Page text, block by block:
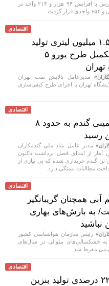
شاخص کل بورس با افزایش ۹۴ هزار و ۲۱۳ واحد در
اقتصادی
افزایش ۱.۵ میلیون لیتری تولید
بنزین با تکمیل طرح یورو ۵
تهران
مدیرعامل پالایش نفت تهران
تهران با اجرای طرح کیفی‌سازی
اقتصادی
خرید تضمینی گندم به حدود ۸
رسید
مدیر عامل بنیاد ملی گندمکاران
از ابتدای فصل برداشت تاکنون
میلیون تن گندم خریداری شده که بی نیازی از
مطالبات بستگی دارد.
اقتصادی
همچنان گریبانگیر
به بارش‌های بهاری
رئیس سازمان هواشناسی کشور
به خشکسالی‌های متوالی در سال‌های
مفرط شد.
اقتصادی
افزایش ۲۲ درصدی تولید بنزین